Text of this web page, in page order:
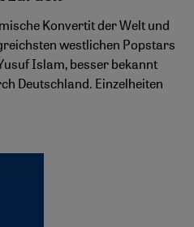
Konvertit der Welt und
westlichen Popstars
Islam, besser bekannt
Deutschland. Einzelheiten